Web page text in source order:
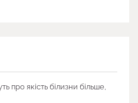
про якість білизни більше,